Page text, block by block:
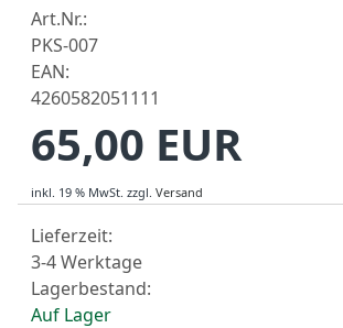
Art.Nr.:
PKS-007
EAN:
4260582051111
65,00 EUR
inkl. 19 % MwSt. zzgl. Versand
Lieferzeit:
3-4 Werktage
Lagerbestand:
Auf Lager